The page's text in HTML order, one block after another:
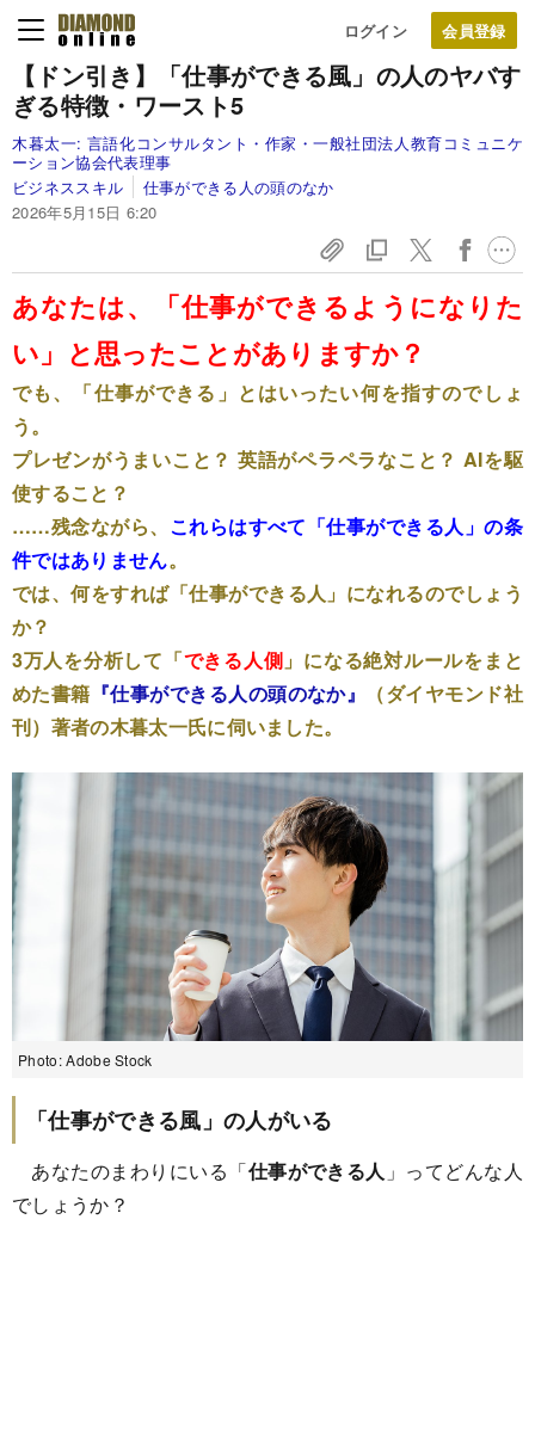
ログイン
【ドン引き】「仕事ができる風」の人のヤバす
ぎる特徴・ワースト5
木暮太一: 言語化コンサルタント・作家・一般社団法人教育コミュニケ
ーション協会代表理事
ビジネススキル
仕事ができる人の頭のなか
2026年5月15日 6:20
あなたは、「仕事ができるようになりた
い」と思ったことがありますか？
でも、「仕事ができる」とはいったい何を指すのでしょ
う。
プレゼンがうまいこと？ 英語がペラペラなこと？ AIを駆
使すること？
……残念ながら、 これらはすべて「仕事ができる人」の条
件ではありません。
では、何をすれば「仕事ができる人」になれるのでしょう
か？
3万人を分析して「できる人側 」になる絶対ルールをまと
めた書籍 『仕事ができる人の頭のなか』
（ダイヤモンド社
刊）著者の木暮太一氏に伺いました。
Photo: Adobe Stock
「仕事ができる風」の人がいる
あなたのまわりにいる「仕事ができる人 」ってどんな人
でしょうか？